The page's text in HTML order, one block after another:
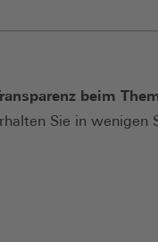
beim
Sie in wenigen